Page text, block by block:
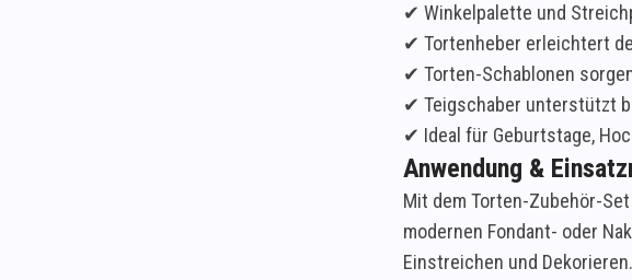
✔ Winkelpalette und
✔ Tortenheber erleichtert
✔ Torten-Schablonen
✔ Teigschaber unterstützt
✔ Ideal für Geburtstage,
Anwendung &
Mit dem Torten-Zubehör-
modernen Fondant- oder
Einstreichen und